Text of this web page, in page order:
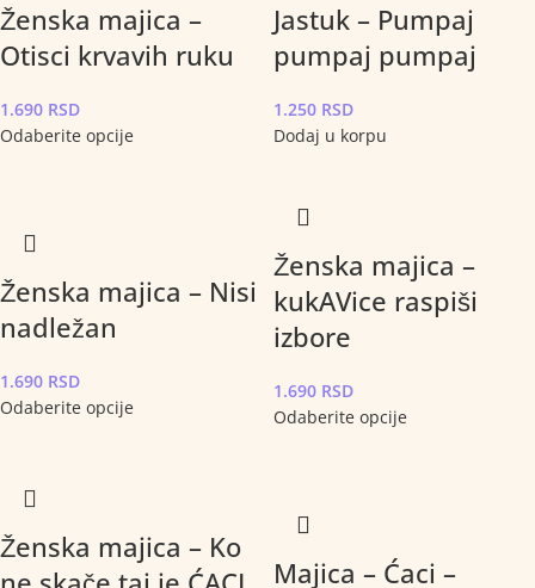
Ženska majica –
Otisci krvavih ruku
1.690 RSD
Odaberite opcije
Jastuk – Pumpaj
pumpaj pumpaj
1.250 RSD
Dodaj u korpu
Ženska majica – Nisi
nadležan
1.690 RSD
Odaberite opcije
Ženska majica –
kukAVice raspiši
izbore
1.690 RSD
Odaberite opcije
Ženska majica – Ko
Majica – Ćaci –